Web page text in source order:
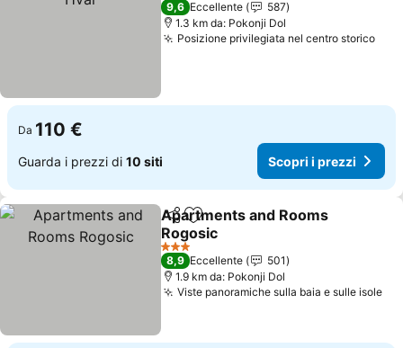
9,6 Eccellente
587
1.3 km da: Pokonji Dol
Posizione privilegiata nel centro storico
Da 110 €
Guarda i prezzi di 10 siti Scopri i prezzi
CondividiAggiungi ai preferiti
Apartments and Rooms
Rogosic
3 Stelle
8,9 Eccellente
501
1.9 km da: Pokonji Dol
Viste panoramiche sulla baia e sulle isole